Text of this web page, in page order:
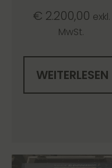
€ 2.200,00 exkl.
MwSt.
WEITERLESEN